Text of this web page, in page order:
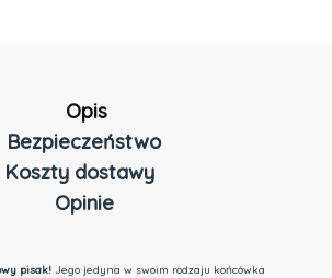
Opis
Bezpieczeństwo
Koszty dostawy
kosztów płatności
Opinie
pisak!Jego jedyna w swoim rodzaju końcówka